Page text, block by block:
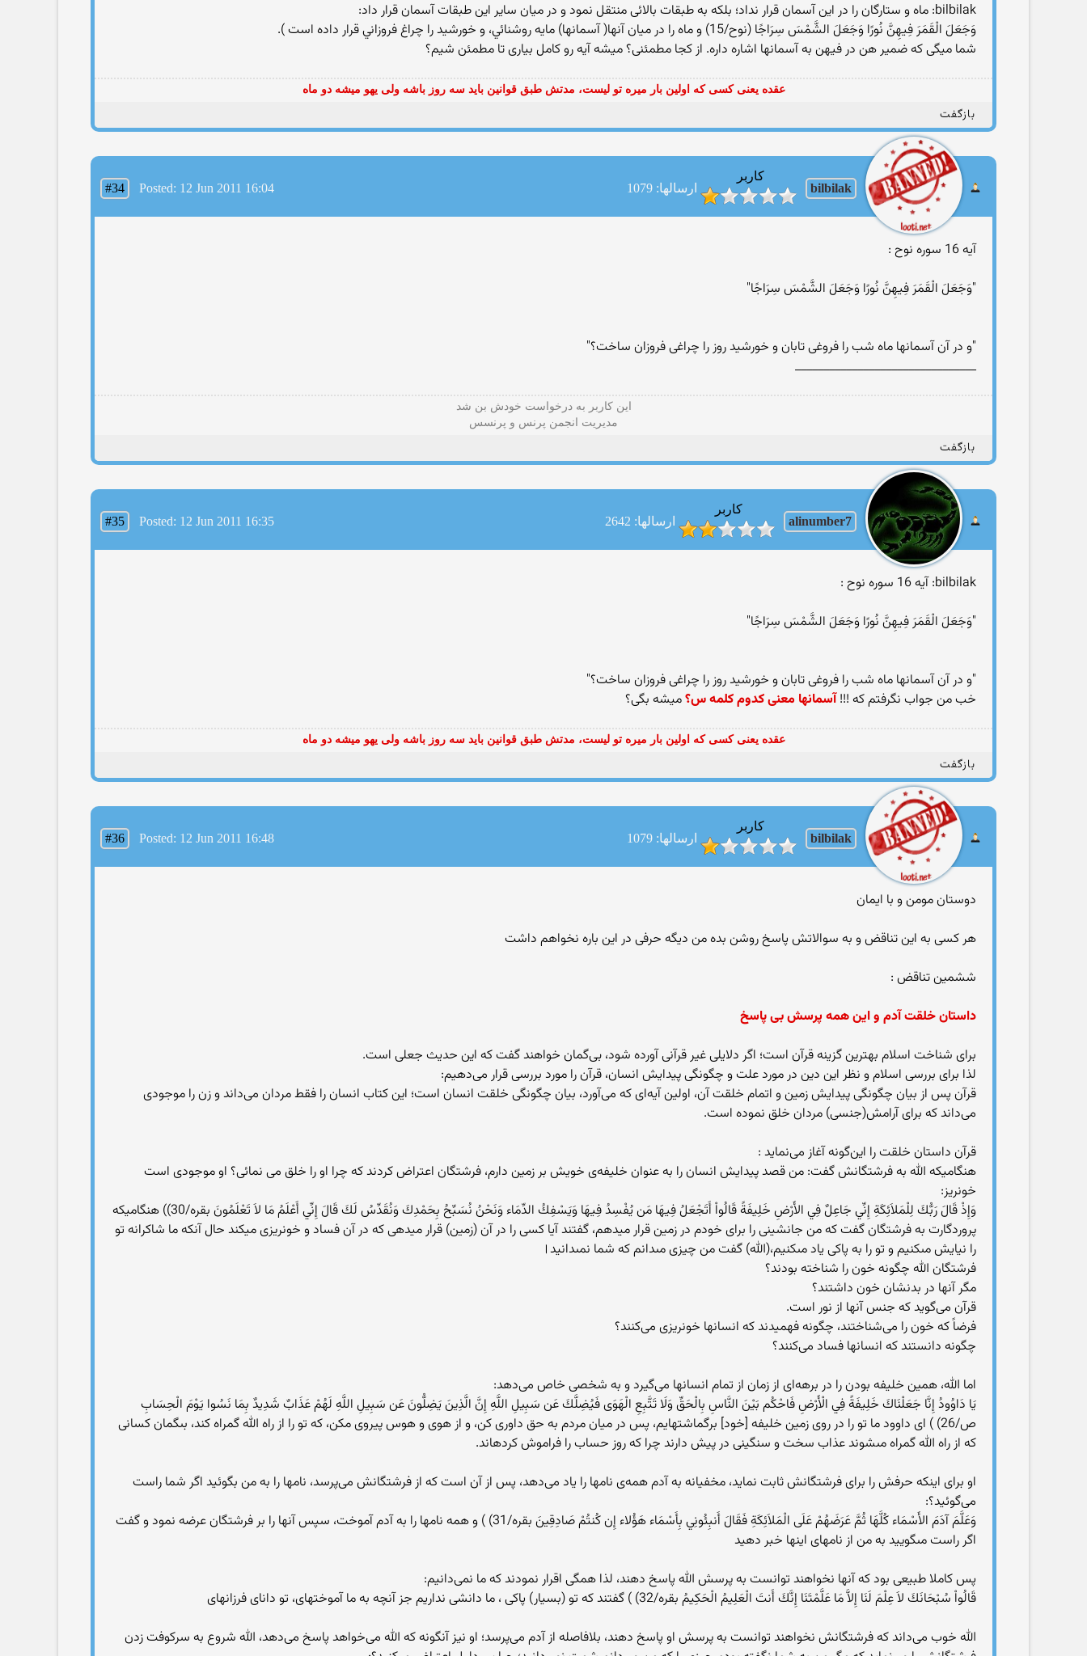
bilbilak: ماه و ستارگان را در این آسمان قرار نداد؛ بلکه به طبقات بالائی منتقل نمود و در میان سایر این طبقات آسمان قرار داد:
وَجَعَلَ الْقَمَرَ فِيهِنَّ نُورًا وَجَعَلَ الشَّمْسَ سِرَاجًا (نوح/15) و ماه را در ميان آنها( آسمانها) مايه روشنائي، و خورشيد را چراغ فروزاني قرار داده است ).
شما میگی که ضمیر هن در فیهن به آسمانها اشاره داره. از کجا مطمئنی؟ میشه آیه رو کامل بیاری تا مطمئن شیم؟
عقده یعنی کسی که اولین بار میره تو لیست، مدتش طبق قوانین باید سه روز باشه ولی یهو میشه دو ماه
بازگفت
bilbilak
کاربر
ارسالها: 1079
#34 Posted: 12 Jun 2011 16:04
آیه 16 سوره نوح :
"وَجَعَلَ الْقَمَرَ فِيهِنَّ نُورًا وَجَعَلَ الشَّمْسَ سِرَاجًا"
"و در آن آسمانها ماه شب را فروغی تابان و خورشید روز را چراغی فروزان ساخت؟"
________________________________
این كاربر به درخواست خودش بن شد
مدیریت انجمن پرنس و پرنسس
بازگفت
alinumber7
کاربر
ارسالها: 2642
#35 Posted: 12 Jun 2011 16:35
bilbilak: آیه 16 سوره نوح :
"وَجَعَلَ الْقَمَرَ فِيهِنَّ نُورًا وَجَعَلَ الشَّمْسَ سِرَاجًا"
"و در آن آسمانها ماه شب را فروغی تابان و خورشید روز را چراغی فروزان ساخت؟"
خب من جواب نگرفتم كه !!!آسمانها معنی كدوم كلمه س؟میشه بگی؟
عقده یعنی کسی که اولین بار میره تو لیست، مدتش طبق قوانین باید سه روز باشه ولی یهو میشه دو ماه
بازگفت
bilbilak
کاربر
ارسالها: 1079
#36 Posted: 12 Jun 2011 16:48
دوستان مومن و با ایمان
هر كسی به این تناقض و به سوالاتش پاسخ روشن بده من دیگه حرفی در این باره نخواهم داشت
ششمین تناقض :
داستان خلقت آدم و این همه پرسش بی پاسخ
برای شناخت اسلام بهترین گزینه قرآن است؛ اگر دلایلی غیر قرآنی آورده شود، بی‌گمان خواهند گفت که این حدیث جعلی است.
لذا برای بررسی اسلام و نظر این دین در مورد علت و چگونگی پیدایش انسان، قرآن را مورد بررسی قرار می‌دهیم:
قرآن پس از بیان چگونگی پیدایش زمین و اتمام خلقت آن، اولین آیه‌ای که می‌آورد، بیان چگونگی خلقت انسان است؛ این کتاب انسان را فقط مردان می‌داند و زن را موجودی
می‌داند که برای آرامش(جنسی) مردان خلق نموده است.
قرآن داستان خلقت را این‌گونه آغاز می‌نماید :
هنگامیکه الله به فرشتگانش گفت: من قصد پیدایش انسان را به عنوان خلیفه‌ی خویش بر زمین دارم، فرشتگان اعتراض کردند که چرا او را خلق می نمائی؟ او موجودی است
خونریز:
وَإِذْ قَالَ رَبُّكَ لِلْمَلاَئِكَةِ إِنِّي جَاعِلٌ فِي الأَرْضِ خَلِيفَةً قَالُواْ أَتَجْعَلُ فِيهَا مَن يُفْسِدُ فِيهَا وَيَسْفِكُ الدِّمَاء وَنَحْنُ نُسَبِّحُ بِحَمْدِكَ وَنُقَدِّسُ لَكَ قَالَ إِنِّي أَعْلَمُ مَا لاَ تَعْلَمُونَ بقره/30)) هنگامیکه
پروردگارت به فرشتگان گفت که من جانشینی را برای خودم در زمین قرار میدهم، گفتند آيا كسى را در آن (زمین) قرار میدهی که در آن فساد و خونریزی میکند حال آنكه ما شاكرانه تو
را نيايش مى‏كنيم و تو را به پاكى ياد مى‏كنيم،(الله) گفت من چيزى مى‏دانم كه شما نمى‏دانيد।
فرشتگان الله چگونه خون را شناخته بودند؟
مگر آنها در بدنشان خون داشتند؟
قرآن می‌گوید که جنس آنها از نور است.
فرضاً که خون را می‌شناختند، چگونه فهمیدند که انسانها خونریزی می‌کنند؟
چگونه دانستند که انسانها فساد می‌کنند؟
اما الله، همین خلیفه بودن را در برهه‌ای از زمان از تمام انسانها می‎‌گیرد و به شخصی خاص می‌دهد:
يَا دَاوُودُ إِنَّا جَعَلْنَاكَ خَلِيفَةً فِي الْأَرْضِ فَاحْكُم بَيْنَ النَّاسِ بِالْحَقِّ وَلَا تَتَّبِعِ الْهَوَى فَيُضِلَّكَ عَن سَبِيلِ اللَّهِ إِنَّ الَّذِينَ يَضِلُّونَ عَن سَبِيلِ اللَّهِ لَهُمْ عَذَابٌ شَدِيدٌ بِمَا نَسُوا يَوْمَ الْحِسَابِ
ص/26) ) اى داوود ما تو را در روى زمين خليفه [خود] برگماشته‏ايم، پس در ميان مردم به حق داورى كن، و از هوى و هوس پيروى مكن، كه تو را از راه الله گمراه كند، بى‏گمان كسانى
كه از راه الله گمراه مى‏شوند عذاب سخت و سنگينى در پيش دارند چرا كه روز حساب را فراموش كرده‏اند.
او برای اینکه حرفش را برای فرشتگانش ثابت نماید، مخفیانه به آدم همه‌ی نام‍ها را یاد می‌دهد، پس از آن است که از فرشتگانش می‌پرسد، نامها را به من بگوئید اگر شما راست
می‌گوئید؟:
وَعَلَّمَ آدَمَ الأَسْمَاء كُلَّهَا ثُمَّ عَرَضَهُمْ عَلَى الْمَلاَئِكَةِ فَقَالَ أَنبِئُونِي بِأَسْمَاء هَؤُلاء إِن كُنتُمْ صَادِقِينَ بقره/31) ) و همه نامها را به آدم آموخت، سپس آنها را بر فرشتگان عرضه نمود و گفت
اگر راست مى‏گوييد به من از نامهاى اینها خبر دهيد
پس کاملا طبیعی بود که آنها نخواهند توانست به پرسش الله پاسخ دهند، لذا همگی اقرار نمودند که ما نمی‌دانیم:
قَالُواْ سُبْحَانَكَ لاَ عِلْمَ لَنَا إِلاَّ مَا عَلَّمْتَنَا إِنَّكَ أَنتَ الْعَلِيمُ الْحَكِيمُ بقره/32) ) گفتند که تو (بسیار) پاکی ، ما دانشى نداريم جز آنچه به ما آموخته‏اى، تو داناى فرزانه‏اى
الله خوب می‌داند که فرشتگانش نخواهند توانست به پرسش او پاسخ دهند، بلافاصله از آدم می‌پرسد؛ او نیز آنگونه که الله می‌خواهد پاسخ می‌دهد، الله شروع به سرکوفت زدن